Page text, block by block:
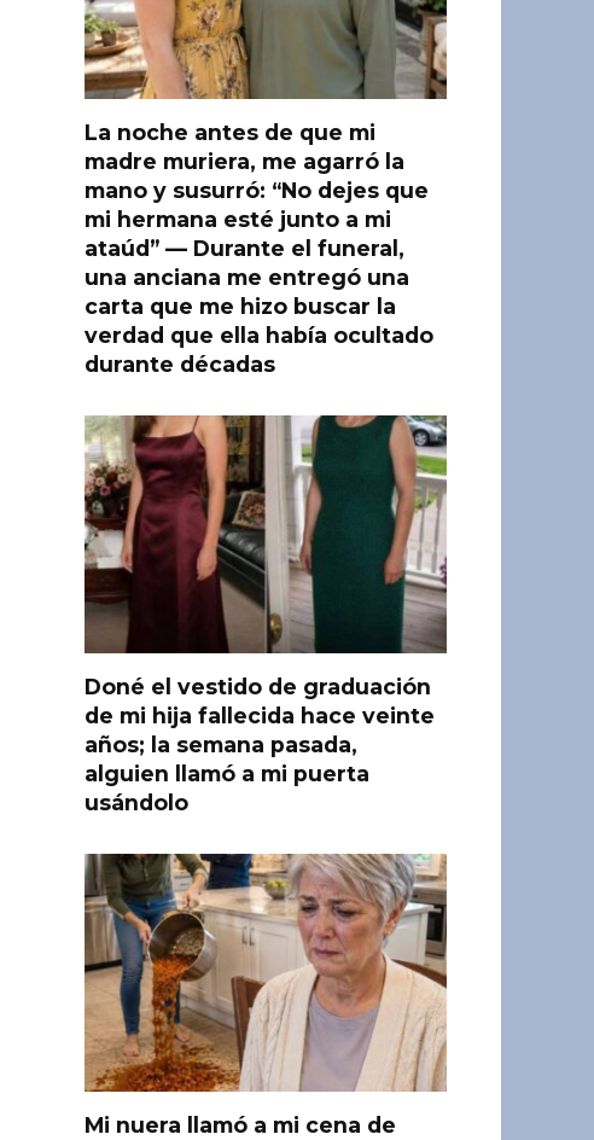
La noche antes de que mi
madre muriera, me agarró la
mano y susurró: “No dejes que
mi hermana esté junto a mi
ataúd” — Durante el funeral,
una anciana me entregó una
carta que me hizo buscar la
verdad que ella había ocultado
durante décadas
Doné el vestido de graduación
de mi hija fallecida hace veinte
años; la semana pasada,
alguien llamó a mi puerta
usándolo
Mi nuera llamó a mi cena de